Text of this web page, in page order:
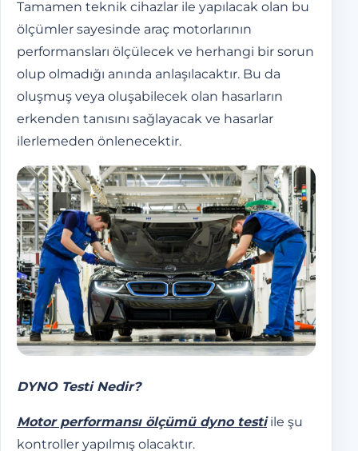
Tamamen teknik cihazlar ile yapılacak olan bu
ölçümler sayesinde araç motorlarının
performansları ölçülecek ve herhangi bir sorun
olup olmadığı anında anlaşılacaktır. Bu da
oluşmuş veya oluşabilecek olan hasarların
erkenden tanısını sağlayacak ve hasarlar
ilerlemeden önlenecektir.
DYNO Testi Nedir?
Motor performansı ölçümü dyno testiile şu
kontroller yapılmış olacaktır.